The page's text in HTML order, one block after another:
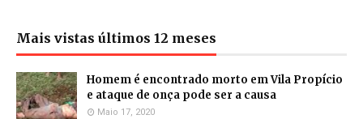
Mais vistas últimos 12 meses
Homem é encontrado morto em Vila Propício
e ataque de onça pode ser a causa
Maio 17, 2020